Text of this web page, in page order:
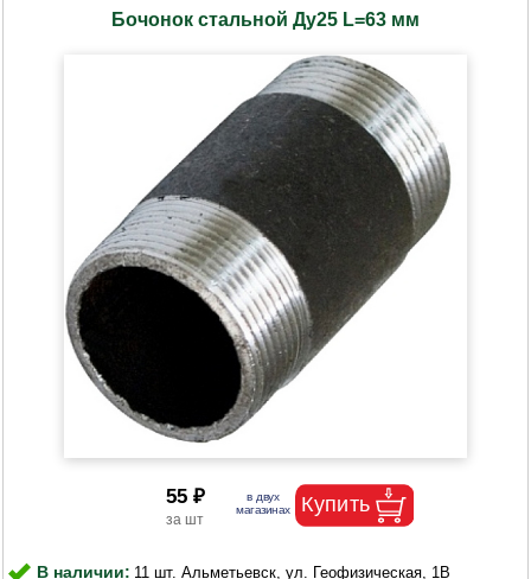
Бочонок стальной Ду25 L=63 мм
55 ₽
В наличии: 11 шт. Альметьевск, ул. Геофизическая, 1В